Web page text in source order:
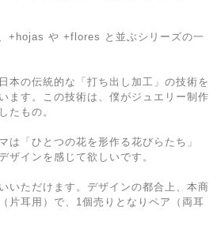
+hojas や +flores と並ぶシリーズの一
本の伝統的な「打ち出し加工」の技術を
ます。この技術は、僕がジュエリー制作
たもの。
は「ひとつの花を形作る花びらたち」
ザインを感じて欲しいです。
いただけます。デザインの都合上、本商
片耳用）で、1個売りとなりペア（両耳